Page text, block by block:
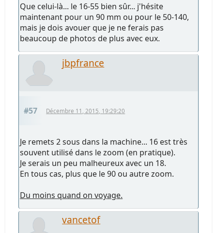
Que celui-là... le 16-55 bien sûr... j'hésite
maintenant pour un 90 mm ou pour le 50-140,
mais je dois avouer que je ne ferais pas
beaucoup de photos de plus avec eux.
jbpfrance
#57 Décembre 11, 2015, 19:29:20
Je remets 2 sous dans la machine... 16 est très
souvent utilisé dans le zoom (en pratique).
Je serais un peu malheureux avec un 18.
En tous cas, plus que le 90 ou autre zoom.
Du moins quand on voyage.
vancetof